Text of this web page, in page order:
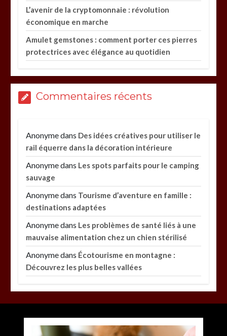
L’avenir de la cryptomonnaie : révolution
économique en marche
Amulet gemstones : comment porter ces pierres
protectrices avec élégance au quotidien
Commentaires récents
Anonymedans Des idées créatives pour utiliser le
rail équerre dans la décoration intérieure
Anonymedans Les spots parfaits pour le camping
sauvage
Anonymedans Tourisme d’aventure en famille :
destinations adaptées
Anonymedans Les problèmes de santé liés à une
mauvaise alimentation chez un chien stérilisé
Anonymedans Écotourisme en montagne :
Découvrez les plus belles vallées
Paysagiste à Sainte-Eulalie : ce qui sépare le bon
par Povoski 5 août 2026
0